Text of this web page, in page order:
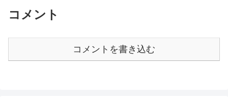
コメント
コメントを書き込む